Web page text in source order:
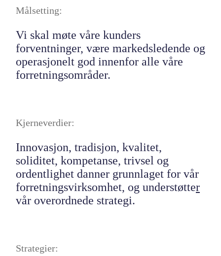
Målsetting:
Vi skal møte våre kunders
forventninger, være markedsledende og
operasjonelt god innenfor alle våre
forretningsområder.
Kjerneverdier:
Innovasjon, tradisjon, kvalitet,
soliditet, kompetanse, trivsel og
ordentlighet danner grunnlaget for vår
forretningsvirksomhet, og understøtter
vår overordnede strategi.
Strategier: